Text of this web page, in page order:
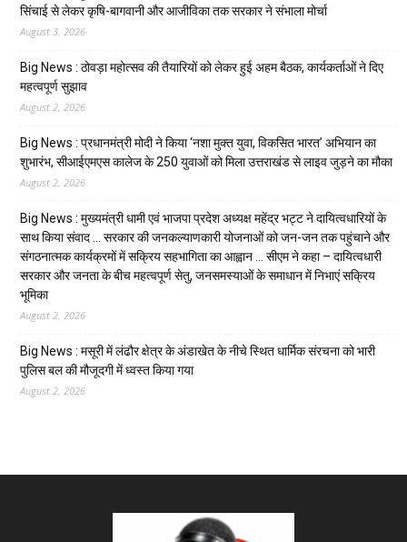
सिंचाई से लेकर कृषि-बागवानी और आजीविका तक सरकार ने संभाला मोर्चा
August 3, 2026
Big News : ठोवड़ा महोत्सव की तैयारियों को लेकर हुई अहम बैठक, कार्यकर्ताओं ने दिए
महत्वपूर्ण सुझाव
August 2, 2026
Big News : प्रधानमंत्री मोदी ने किया ‘नशा मुक्त युवा, विकसित भारत’ अभियान का
शुभारंभ, सीआईएमएस कालेज के 250 युवाओं को मिला उत्तराखंड से लाइव जुड़ने का मौका
August 2, 2026
Big News : मुख्यमंत्री धामी एवं भाजपा प्रदेश अध्यक्ष महेंद्र भट्ट ने दायित्वधारियों के
साथ किया संवाद … सरकार की जनकल्याणकारी योजनाओं को जन-जन तक पहुंचाने और
संगठनात्मक कार्यक्रमों में सक्रिय सहभागिता का आह्वान … सीएम ने कहा – दायित्वधारी
सरकार और जनता के बीच महत्वपूर्ण सेतु, जनसमस्याओं के समाधान में निभाएं सक्रिय
भूमिका
August 2, 2026
Big News : मसूरी में लंढौर क्षेत्र के अंडाखेत के नीचे स्थित धार्मिक संरचना को भारी
पुलिस बल की मौजूदगी में ध्वस्त किया गया
August 2, 2026